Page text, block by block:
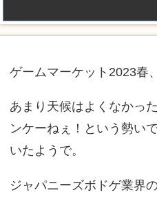
ゲームマーケット2023春
あまり天候はよくなかっ
ンケーねぇ！という勢い
いたようで。
ジャパニーズボドゲ業界